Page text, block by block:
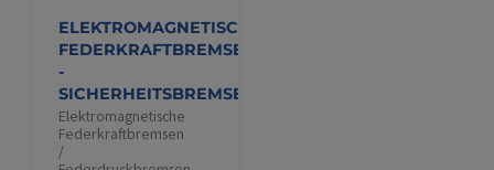
ELEKTROMAGNETISCHE
FEDERKRAFTBREMSEN
-
SICHERHEITSBREMSEN
Elektromagnetische
Federkraftbremsen
/